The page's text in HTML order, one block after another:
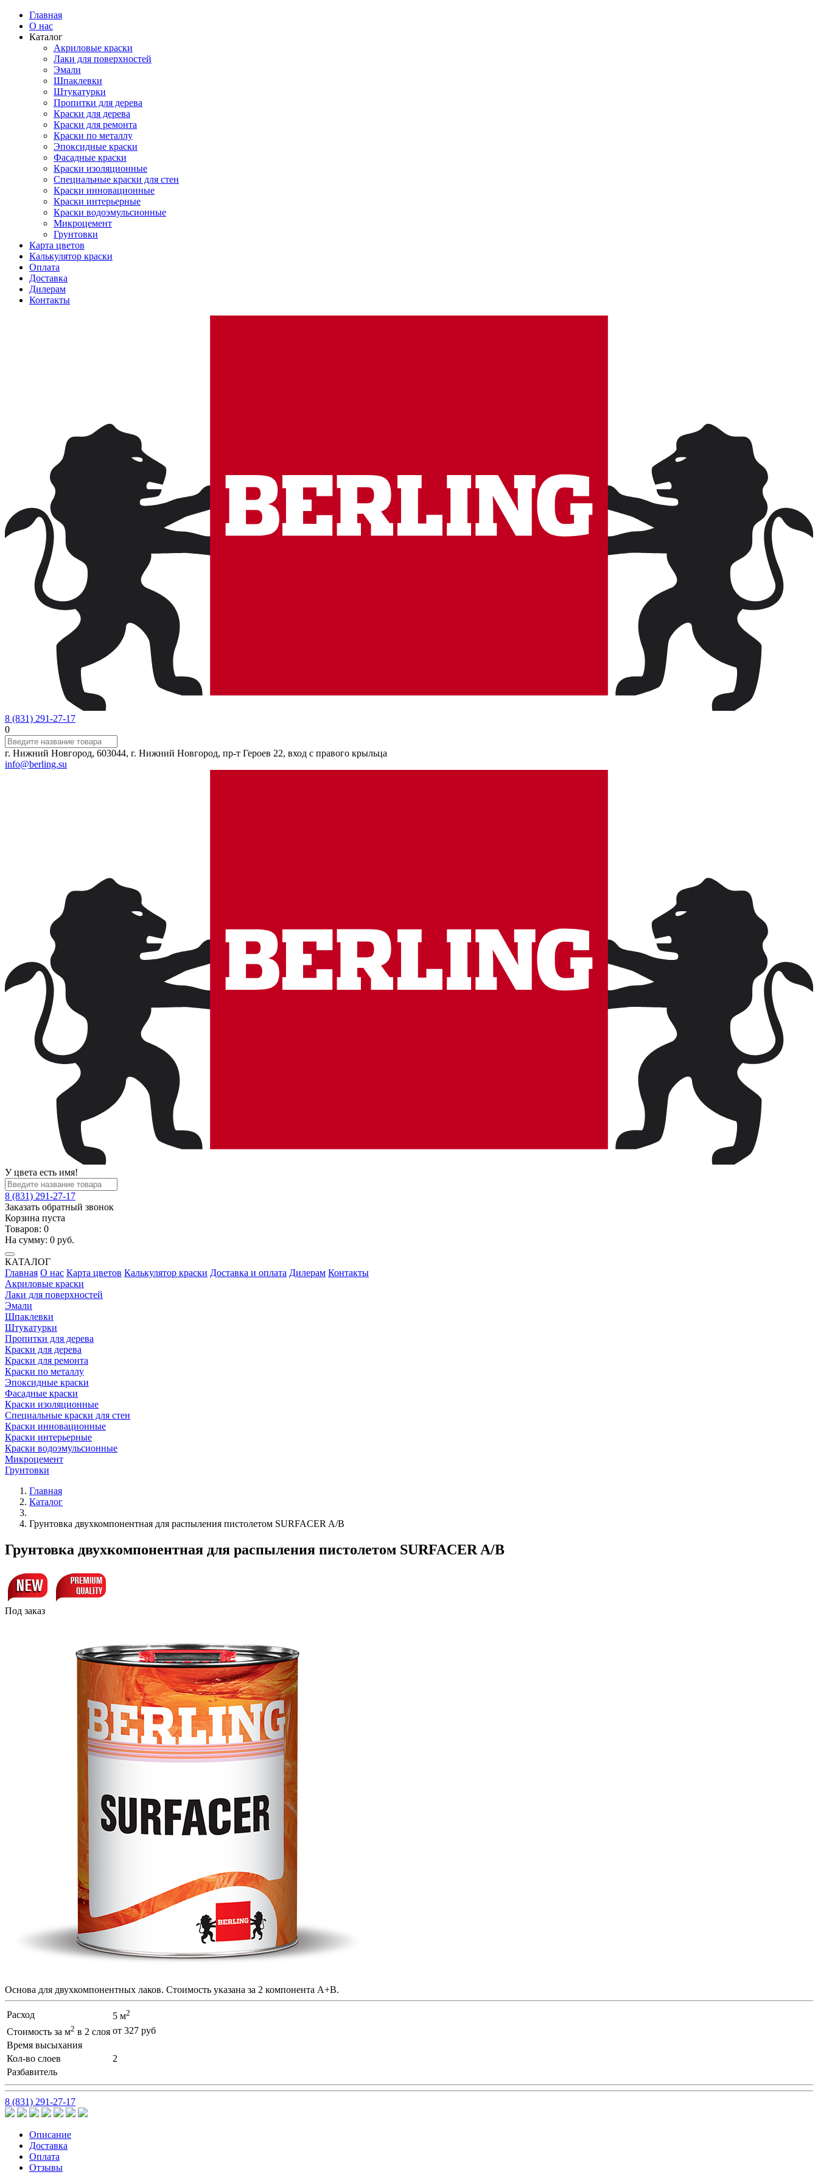
Главная
О нас
Каталог
Акриловые краски
Лаки для поверхностей
Эмали
Шпаклевки
Штукатурки
Пропитки для дерева
Краски для дерева
Краски для ремонта
Краски по металлу
Эпоксидные краски
Фасадные краски
Краски изоляционные
Специальные краски для стен
Краски инновационные
Краски интерьерные
Краски водоэмульсионные
Микроцемент
Грунтовки
Карта цветов
Калькулятор краски
Оплата
Доставка
Дилерам
Контакты
8 (831) 291-27-17
0
г. Нижний Новгород, 603044, г. Нижний Новгород, пр-т Героев 22, вход с правого крыльца
info@berling.su
У цвета есть имя!
8 (831) 291-27-17
Заказать обратный звонок
Корзина пуста
Товаров: 0
На сумму: 0 руб.
КАТАЛОГ
Главная О нас Карта цветов Калькулятор краски Доставка и оплата Дилерам Контакты
Акриловые краски
Лаки для поверхностей
Эмали
Шпаклевки
Штукатурки
Пропитки для дерева
Краски для дерева
Краски для ремонта
Краски по металлу
Эпоксидные краски
Фасадные краски
Краски изоляционные
Специальные краски для стен
Краски инновационные
Краски интерьерные
Краски водоэмульсионные
Микроцемент
Грунтовки
Главная
Каталог
Грунтовка двухкомпонентная для распыления пистолетом SURFACER A/B
Грунтовка двухкомпонентная для распыления пистолетом SURFACER A/B
Под заказ
Основа для двухкомпонентных лаков. Стоимость указана за 2 компонента A+B.
Расход 5 м2
Стоимость за м2 в 2 слоя от 327 руб
Время высыхания
Кол-во слоев
2
Разбавитель
8 (831) 291-27-17
Описание
Доставка
Оплата
Отзывы